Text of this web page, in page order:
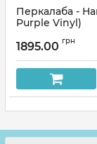
Перкалаба -
Purple Vinyl)
1895.00 грн